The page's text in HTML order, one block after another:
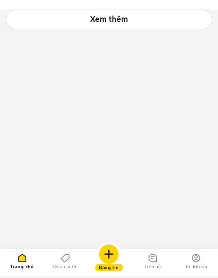
Trang chủ Quản lý tin Đăng tin Liên hệ Tài khoản
Xem thêm